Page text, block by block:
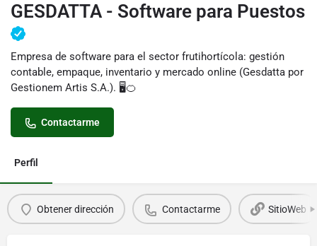
GESDATTA - Software para Puestos
Empresa de software para el sector frutihortícola: gestión
contable, empaque, inventario y mercado online (Gesdatta por
Gestionem Artis S.A.). 🖥️🍊
Contactarme
Perfil
Obtener dirección Contactarme SitioWeb